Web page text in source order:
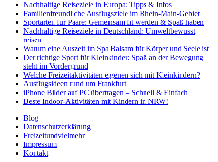
Nachhaltige Reiseziele in Europa: Tipps & Infos
Familienfreundliche Ausflugsziele im Rhein-Main-Gebiet
Sportarten für Paare: Gemeinsam fit werden & Spaß haben
Nachhaltige Reiseziele in Deutschland: Umweltbewusst
reisen
Warum eine Auszeit im Spa Balsam für Körper und Seele ist
Der richtige Sport für Kleinkinder: Spaß an der Bewegung
steht im Vordergrund
Welche Freizeitaktivitäten eigenen sich mit Kleinkindern?
Ausflugsideen rund um Frankfurt
iPhone Bilder auf PC übertragen – Schnell & Einfach
Beste Indoor-Aktivitäten mit Kindern in NRW!
Blog
Datenschutzerklärung
Freizeitundvielmehr
Impressum
Kontakt